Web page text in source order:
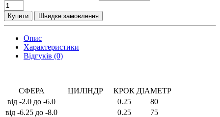
Купити Швидке замовлення
Опис
Характеристики
Відгуків (0)
СФЕРА ЦИЛІНДР КРОК ДІАМЕТР
від -2.0 до -6.0
0.25
80
від -6.25 до -8.0
0.25
75